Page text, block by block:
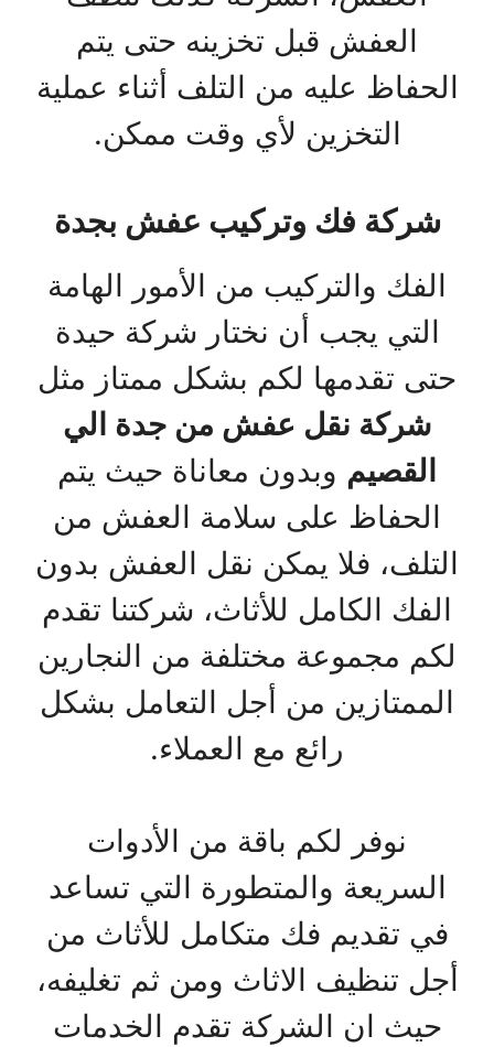
العفش قبل تخزينه حتى يتم
الحفاظ عليه من التلف أثناء عملية
التخزين لأي وقت ممكن.
شركة فك وتركيب عفش بجدة
الفك والتركيب من الأمور الهامة
التي يجب أن نختار شركة حيدة
حتى تقدمها لكم بشكل ممتاز مثل
شركة نقل عفش من جدة الي
القصيم وبدون معاناة حيث يتم
الحفاظ على سلامة العفش من
التلف، فلا يمكن نقل العفش بدون
الفك الكامل للأثاث، شركتنا تقدم
لكم مجموعة مختلفة من النجارين
الممتازين من أجل التعامل بشكل
رائع مع العملاء.
نوفر لكم باقة من الأدوات
السريعة والمتطورة التي تساعد
في تقديم فك متكامل للأثاث من
أجل تنظيف الاثاث ومن ثم تغليفه،
حيث ان الشركة تقدم الخدمات